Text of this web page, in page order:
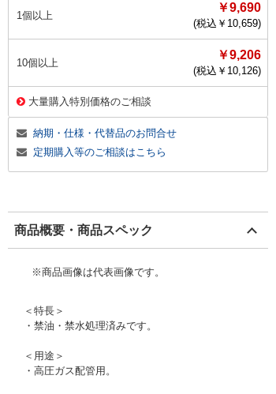
1個以上
￥9,690
(税込￥ 10,659)
10個以上
￥9,206
(税込￥ 10,126)
大量購入特別価格のご相談
納期・仕様・代替品のお問合せ
定期購入等のご相談はこちら
商品概要・商品スペック
※商品画像は代表画像です。
＜特長＞
・禁油・禁水処理済みです。
＜用途＞
・高圧ガス配管用。